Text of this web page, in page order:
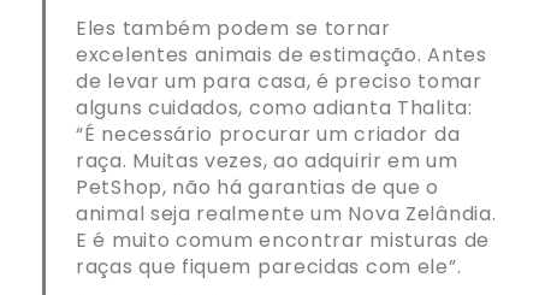
Eles também podem se tornar
excelentes animais de estimação. Antes
de levar um para casa, é preciso tomar
alguns cuidados, como adianta Thalita:
“É necessário procurar um criador da
raça. Muitas vezes, ao adquirir em um
PetShop, não há garantias de que o
animal seja realmente um Nova Zelândia.
E é muito comum encontrar misturas de
raças que fiquem parecidas com ele”.